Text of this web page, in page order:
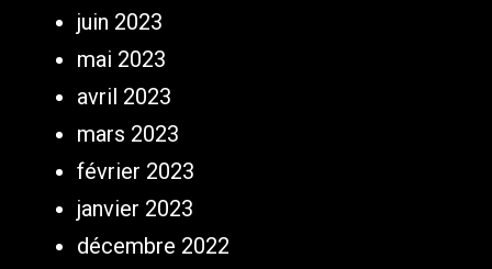
juin 2023
mai 2023
avril 2023
mars 2023
février 2023
janvier 2023
décembre 2022